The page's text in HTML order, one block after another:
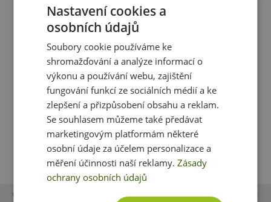
Power System Balanční
Podložka Balance Air Disc
380 Kč
skladem ihned k expedici
1 varianta
Vybrat variantu
Vše o nákupu
Nastavení cookies a
osobních údajů
Soubory cookie používáme ke
shromažďování a analýze informací o
výkonu a používání webu, zajištění
fungování funkcí ze sociálních médií a ke
zlepšení a přizpůsobení obsahu a reklam.
Se souhlasem můžeme také předávat
marketingovým platformám některé
osobní údaje za účelem personalizace a
měření účinnosti naší reklamy.Zásady
ochrany osobních údajů